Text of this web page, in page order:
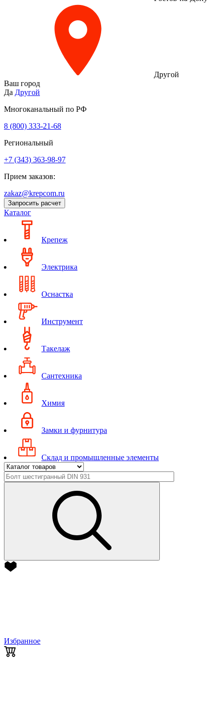
Другой
Ваш город
Да Другой
Многоканальный по РФ
8 (800) 333‑21-68
Региональный
+7 (343) 363-98-97
Прием заказов:
zakaz@krepcom.ru
Запросить расчет
Каталог
Крепеж
Электрика
Оснастка
Инструмент
Такелаж
Сантехника
Химия
Замки и фурнитура
Склад и промышленные элементы
Избранное